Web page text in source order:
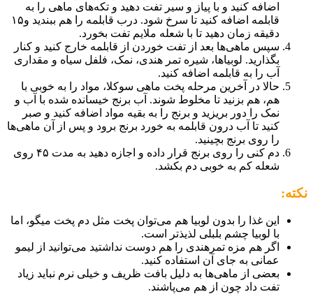
اضافه کنید و با پیاز و سیر تفت دهید و تکه‌های ماهی را به
قابلمه اضافه کنید تا سرخ شود. درب قابلمه را هم ببندید و۱۵
دقیقه زمان دهید تا با شعله ملایم تفت بخورد.
سپس ماهی‌ها بعد از تفت خوردن از قابلمه خارج کنید و کنار
بگذارید. لوبیا‌ها، شیره تمر هندی، نمک، فلفل سیاه و مقداری
آب را به قابلمه اضافه کنید.
حالا در آخرین مرحله پخت ماهی سوکلا، مواد را به خوبی با
هم، هم بزنید تا مخلوط شوند. آب برنج خیسانده شده با آب و
نمک را دور بریزید و برنج را به بقیه مواد اضافه کنید و صبر
کنید تا آب درون قابلمه به خورد برنج برود و پس از آن ماهی‌ها
را روی برنج بچینید.
دم کنی را روی برنج قرار داده و اجازه دهید به مدت ۴۵ روی
شعله کم به خوبی دم بکشد.
نکته:
این غذا را بدون لوبیا هم می‌توان پخت مثل دم پخت میگو، اما
با لوبیا چشم بلبلی لذیذتر است.
اگر هم مزه تمرهندی را هم دوست نداشتید می‌توانید از لیمو
عمانی به جای آن استفاده کنید.
بعضی از ماهی‌ها به دلیل بافت ظریف و خیلی نرم نباید زیاد
تفت داد چون از هم می‌پاشند.